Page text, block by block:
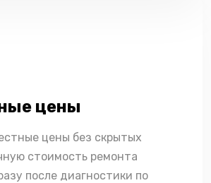
цены
цены без скрытых
стоимость ремонта
после диагностики по